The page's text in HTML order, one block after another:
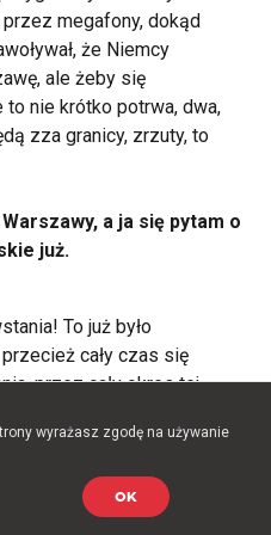
megafony, dokąd
że Niemcy
ale żeby się
to nie krótko potrwa, dwa,
zza granicy, zrzuty, to
a ja się pytam o
już.
To już było
cały czas się
przez cały okres tej
jakieś już wiązały. Że
To naprawdę kto nie
rodzicami to musiał
że będzie Powstanie.
wyrażasz zgodę na używanie
OK